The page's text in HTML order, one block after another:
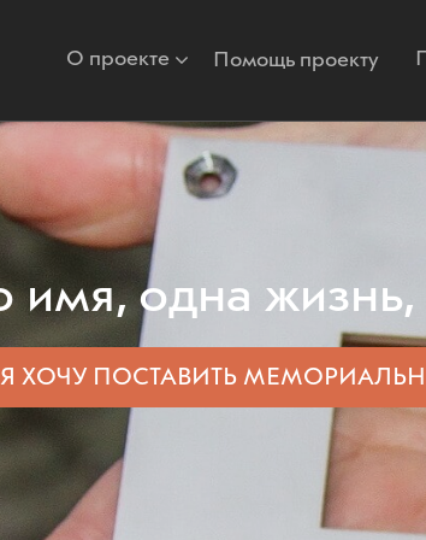
О проекте Помощь проекту
одна жизнь,
Я ХОЧУ ПОСТАВИТЬ